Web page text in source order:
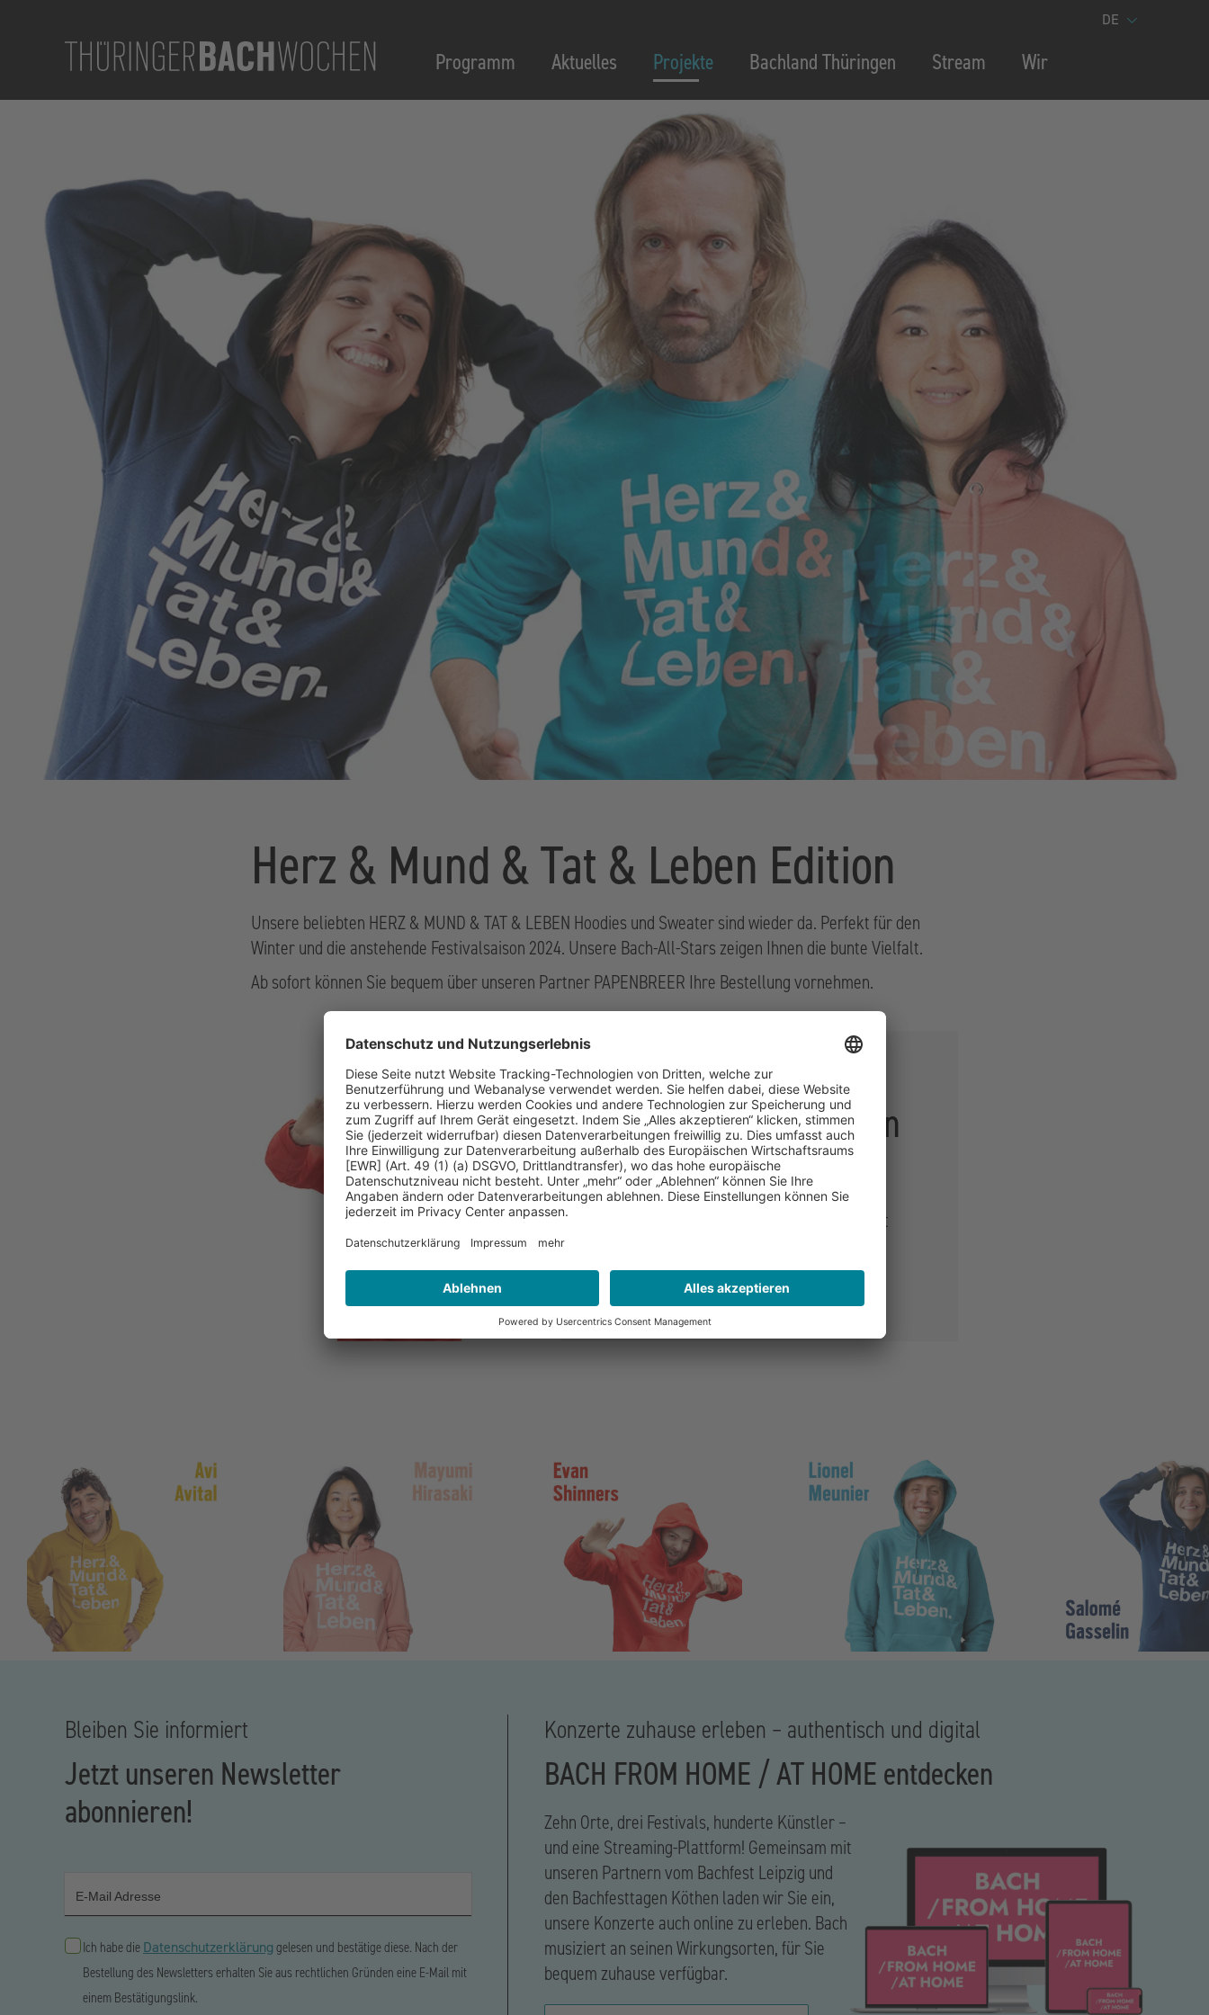
DE
Programm Aktuelles Projekte Bachland Thüringen Stream Wir
Herz & Mund & Tat & Leben Edition
Unsere beliebten HERZ & MUND & TAT & LEBEN Hoodies und Sweater sind wieder da. Perfekt für den
Winter und die anstehende Festivalsaison 2024. Unsere Bach-All-Stars zeigen Ihnen die bunte Vielfalt.
Ab sofort können Sie bequem über unseren Partner PAPENBREER Ihre Bestellung vornehmen.
Lieblingsfarbe
auswählen, bestellen
und wohlfühlen
Lieblingshoodie oder Sweater jetzt direkt
Jetzt bestellen
Bleiben Sie informiert
Jetzt unseren Newsletter
abonnieren!
E-Mail Adresse
Ich habe die Datenschutzerklärung gelesen und bestätige diese. Nach der
Bestellung des Newsletters erhalten Sie aus rechtlichen Gründen eine E-Mail mit
einem Bestätigungslink.
Konzerte zuhause erleben – authentisch und digital
BACH FROM HOME / AT HOME entdecken
Zehn Orte, drei Festivals, hunderte Künstler –
und eine Streaming-Plattform! Gemeinsam mit
unseren Partnern vom Bachfest Leipzig und
den Bachfesttagen Köthen laden wir Sie ein,
unsere Konzerte auch online zu erleben. Bach
musiziert an seinen Wirkungsorten, für Sie
bequem zuhause verfügbar.